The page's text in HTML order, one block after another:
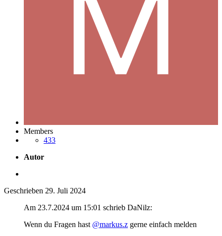
Members
433
Autor
Geschrieben 29. Juli 2024
Am 23.7.2024 um 15:01 schrieb DaNilz:
Wenn du Fragen hast @markus.z gerne einfach melden